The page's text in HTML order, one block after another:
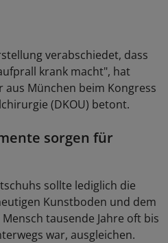
verabschiedet, dass
krank macht", hat
München beim Kongress
(DKOU) betont.
sorgen für
sollte lediglich die
Kunstboden und dem
tausende Jahre oft bis
war, ausgleichen.